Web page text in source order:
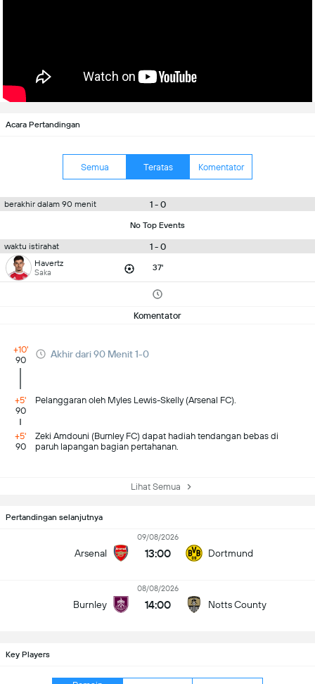
Acara Pertandingan
Semua Teratas Komentator
berakhir dalam 90 menit 1 - 0
No Top Events
waktu istirahat 1 - 0
Havertz
Saka 37'
Komentator
+10'
90
Akhir dari 90 Menit 1-0
+5'
90
Pelanggaran oleh Myles Lewis-Skelly (Arsenal FC).
+5'
90
Zeki Amdouni (Burnley FC) dapat hadiah tendangan bebas di
paruh lapangan bagian pertahanan.
Lihat Semua
Pertandingan selanjutnya
Arsenal
09/08/2026
13:00 Dortmund
Burnley
08/08/2026
14:00 Notts County
Key Players